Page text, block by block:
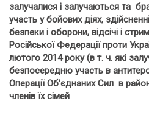
залучалися і залучаються та
участь у бойових діях,
безпеки і оборони, відсічі і
Російської Федерації проти
лютого 2014 року (в т. ч. які
безпосередню участь в
Операції Об’єднаних Сил в
членів їх сімей